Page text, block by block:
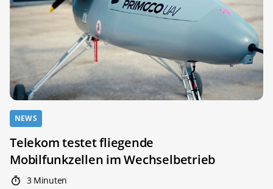
NEWS
Telekom testet fliegende
Mobilfunkzellen im Wechselbetrieb
3 Minuten